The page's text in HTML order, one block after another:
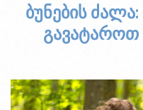
ბუნების